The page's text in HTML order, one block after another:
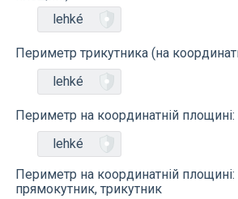
lehké
Периметр трикутника (на
lehké
Периметр на координатній площині:
lehké
Периметр на координатній площині:
прямокутник, трикутник